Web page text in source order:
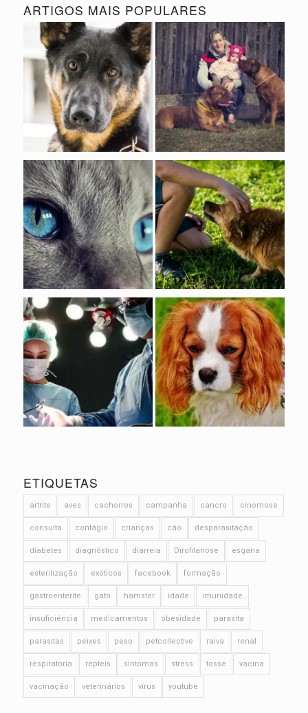
ARTIGOS MAIS POPULARES
ETIQUETAS
artrite aves cachorros campanha cancro cinomose
consulta contágio crianças cão desparasitação
diabetes diagnóstico diarreia Dirofilariose esgana
esterilização exóticos facebook formação
gastroenterite gato hamster idade imunidade
insuficiência medicamentos obesidade parasita
parasitas peixes peso petcollective raiva renal
respiratória répteis sintomas stress tosse vacina
vacinação veterinários vírus youtube